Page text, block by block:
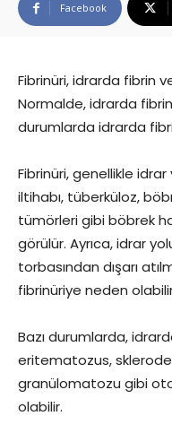
Facebook
Fibrinüri, idrarda fibrin
Normalde, idrarda
durumlarda idrarda
Fibrinüri, genellikle
iltihabı, tüberküloz,
tümörleri gibi böbrek
görülür. Ayrıca, idrar
torbasından dışarı
fibrinüriye neden
Bazı durumlarda,
eritematozus,
granülomatozu gibi
olabilir.